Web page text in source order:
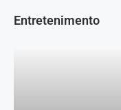
Entretenimento